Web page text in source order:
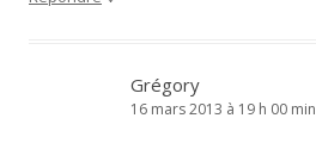
Grégory
16 mars 2013 à 19 h 00 min